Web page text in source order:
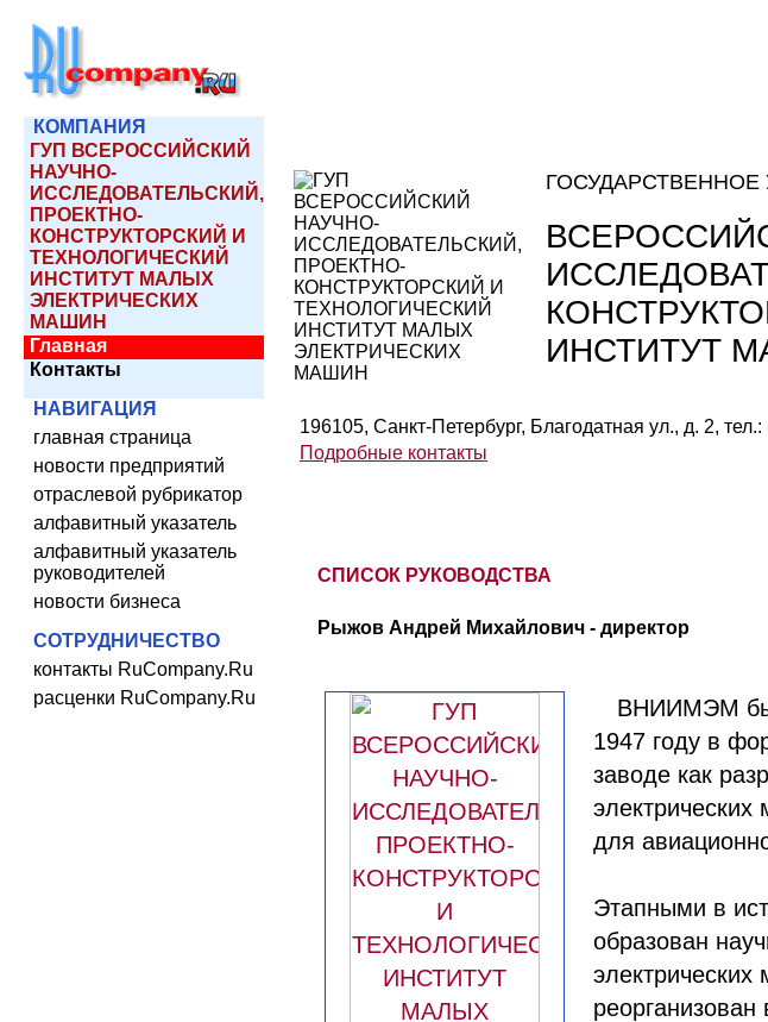
КОМПАНИЯ
ГУП ВСЕРОССИЙСКИЙ
НАУЧНО-
ИССЛЕДОВАТЕЛЬСКИЙ,
ПРОЕКТНО-
КОНСТРУКТОРСКИЙ И
ТЕХНОЛОГИЧЕСКИЙ
ИНСТИТУТ МАЛЫХ
ЭЛЕКТРИЧЕСКИХ
МАШИН
Главная
Контакты
НАВИГАЦИЯ
главная страница
новости предприятий
отраслевой рубрикатор
алфавитный указатель
алфавитный указатель
руководителей
новости бизнеса
СОТРУДНИЧЕСТВО
контакты RuCompany.Ru
расценки RuCompany.Ru
ИНСТИТУТ
196105, Санкт-Петербург, Благодатная ул., д. 2,
Подробные контакты
СПИСОК РУКОВОДСТВА
Рыжов Андрей Михайлович - директор
ВНИИМЭМ
1947 году в
заводе как
для
Этапными в
образован